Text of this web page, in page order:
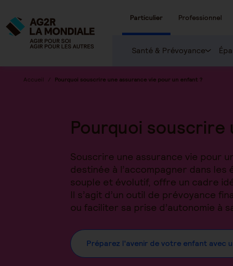
Particulier Professionnel
Santé & Prévoyance
Accueil Pourquoi souscrire une assurance vie pour un enfant ?
Pourquoi souscrire
Souscrire une assurance vie pour
destinée à l’accompagner dans
souple et évolutif, offre un cadre
Il s’agit d’un outil de prévoyance
ou faciliter sa prise d’autonomie à
Préparez l'avenir de votre enfant avec